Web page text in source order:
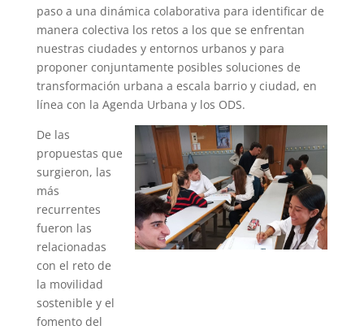
paso a una dinámica colaborativa para identificar de
manera colectiva los retos a los que se enfrentan
nuestras ciudades y entornos urbanos y para
proponer conjuntamente posibles soluciones de
transformación urbana a escala barrio y ciudad, en
línea con la Agenda Urbana y los ODS.
De las
propuestas que
surgieron, las
más
recurrentes
fueron las
relacionadas
con el reto de
la movilidad
sostenible y el
fomento del